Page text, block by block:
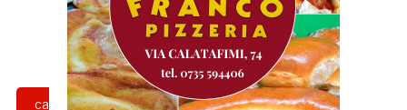
campionato nazionale juniores